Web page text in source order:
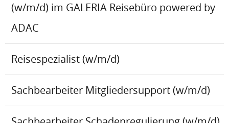
(w/m/d) im GALERIA Reisebüro powered by
ADAC
Reisespezialist (w/m/d)
Sachbearbeiter Mitgliedersupport (w/m/d)